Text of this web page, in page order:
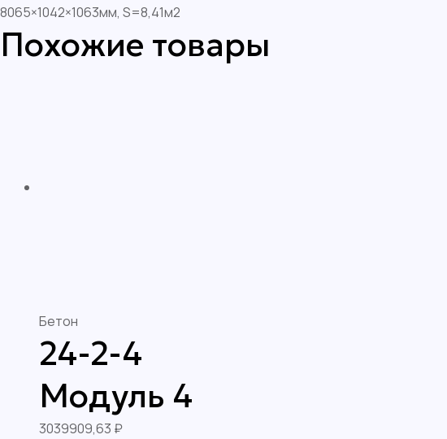
8065×1042×1063мм, S=8,41м2
Похожие товары
Бетон
24-2-4
Модуль 4
3039909,63 ₽